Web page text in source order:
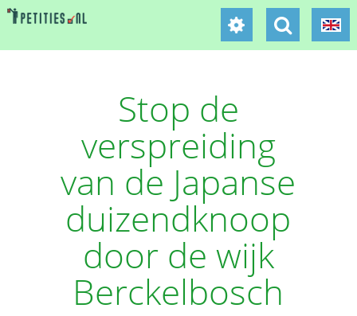
Stop de
verspreiding
van de Japanse
duizendknoop
door de wijk
Berckelbosch